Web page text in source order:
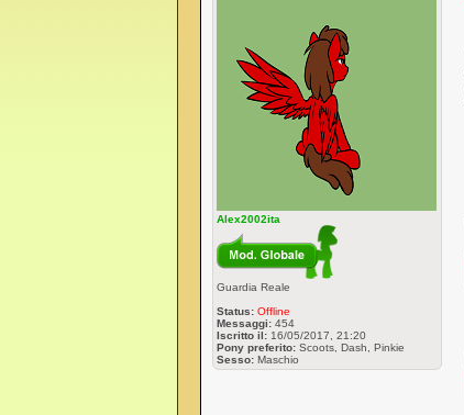
Alex2002ita
Guardia Reale
Status: Offline
Messaggi: 454
Iscritto il: 16/05/2017, 21:20
Pony preferito: Scoots, Dash, Pinkie
Sesso: Maschio